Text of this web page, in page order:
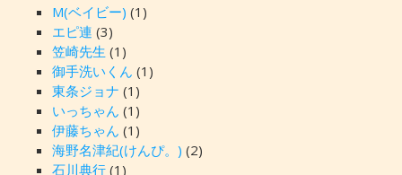
M(ベイビー) (1)
エピ連 (3)
笠崎先生 (1)
御手洗いくん (1)
東条ジョナ (1)
いっちゃん (1)
伊藤ちゃん (1)
海野名津紀(けんぴ。) (2)
石川典行(1)